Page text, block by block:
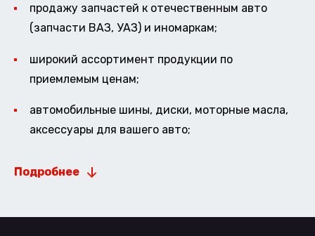
продажу запчастей к отечественным авто
(запчасти ВАЗ, УАЗ) и иномаркам;
широкий ассортимент продукции по
приемлемым ценам;
автомобильные шины, диски, моторные масла,
аксессуары для вашего авто;
Подробнее